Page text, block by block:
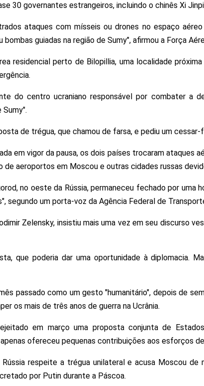
30 governantes estrangeiros, incluindo o chinês Xi
ataques com mísseis ou drones no espaço
guiadas na região de Sumy", afirmou a Força
residencial perto de Bilopillia, uma localidade
do centro ucraniano responsável por combater a
Sumy".
de trégua, que chamou de farsa, e pediu um cessar-
em vigor da pausa, os dois países trocaram ataques
aeroportos em Moscou e outras cidades russas
no oeste da Rússia, permaneceu fechado por uma
segundo um porta-voz da Agência Federal de
Zelensky, insistiu mais uma vez em seu discurso
que poderia dar uma oportunidade à diplomacia.
passado como um gesto "humanitário", depois de
os mais de três anos de guerra na Ucrânia.
em março uma proposta conjunta de
ofereceu pequenas contribuições aos esforços
respeite a trégua unilateral e acusa Moscou
por Putin durante a Páscoa.